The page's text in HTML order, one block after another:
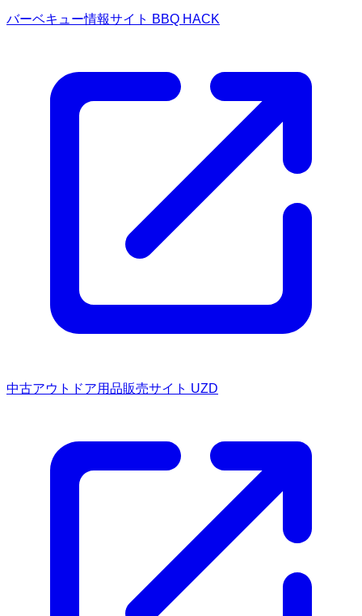
バーベキュー情報サイト BBQ HACK
中古アウトドア用品販売サイト UZD